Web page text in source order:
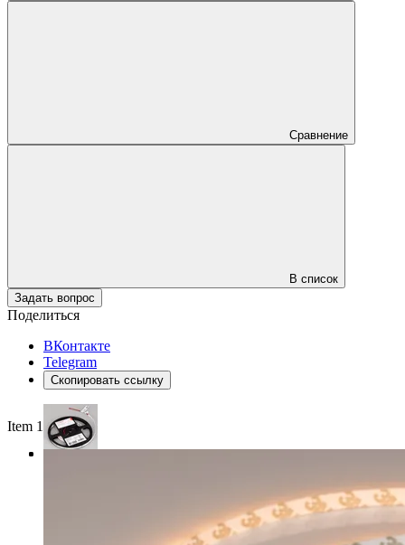
Сравнение
В список
Задать вопрос
Поделиться
ВКонтакте
Telegram
Скопировать ссылку
Item 1 of 3